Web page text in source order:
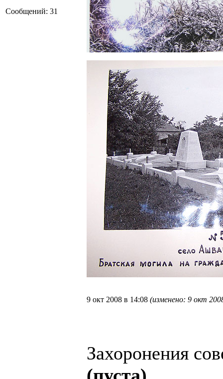
Сообщений: 31
9 окт 2008 в 14:08 (изменено: 9 окт
Захоронения